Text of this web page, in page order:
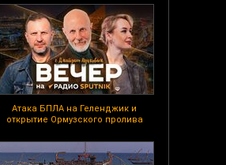
Атака БПЛА на Геленджик и
открытие Ормузского пролива